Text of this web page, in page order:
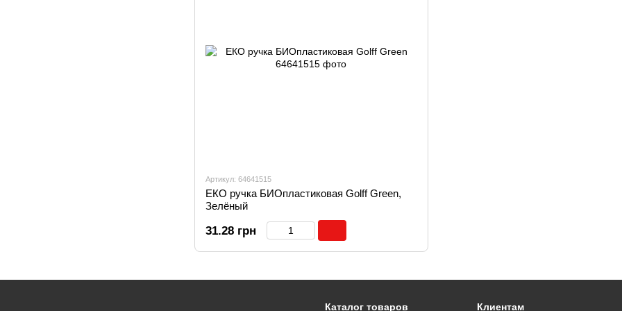
Артикул: 64641515
ЕКО ручка БИОпластиковая Golff Green,
Зелёный
31.28 грн
Каталог товаров Клиентам